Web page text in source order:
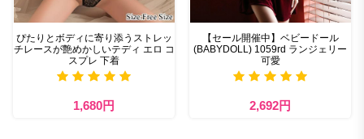
ぴたりとボディに寄り添うストレッ
チレースが艶めかしいテディ エロ コ
スプレ 下着
1,680円
【セール開催中】ベビードール
(BABYDOLL) 1059rd ランジェリー
可愛
2,692円